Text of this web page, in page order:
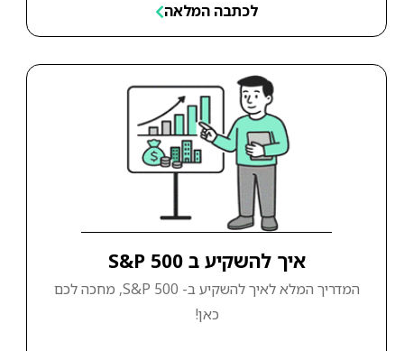
לכתבה המלאה
איך להשקיע ב S&P 500
המדריך המלא לאיך להשקיע ב- S&P 500, מחכה לכם
כאן!